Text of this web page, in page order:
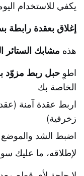
يكفي للاستخدام
إغلاق بعقدة رابطة
هذه مشابك الستائر
اطوِ حبل ربط مزوّد
الخاصة بك
اربط عقدة آمنة
زخرفية)
اضبط الشد
لإطلاقه، ما عليك